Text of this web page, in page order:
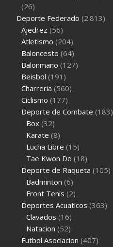
(26)
Deporte Federado (2.813)
Ajedrez (56)
Atletismo (204)
Baloncesto (64)
Balonmano (127)
Beisbol (191)
Charreria (560)
Ciclismo (177)
Deporte de Combate (183)
Box (32)
Karate (8)
Lucha Libre (15)
Tae Kwon Do (18)
Deporte de Raqueta (105)
Badminton (6)
Front Tenis (2)
Deportes Acuaticos (363)
Clavados (16)
Natacion (52)
Futbol Asociacion (407)